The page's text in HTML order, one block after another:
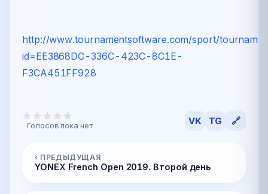
http://www.tournamentsoftware.com/sport/
id=EE3868DC-336C-423C-8C1E-
F3CA451FF928
Голосов пока нет VK TG 🔗
‹ ПРЕДЫДУЩАЯ
YONEX French Open 2019. Второй день